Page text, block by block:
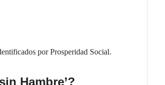
por Prosperidad Social.
Hambre’?